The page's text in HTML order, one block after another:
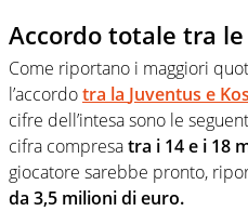
Accordo totale tra
Come riportano i maggiori
l’accordotra la Juventus e
cifre dell’intesa sono le
cifra compresatra i 14 e i 18
giocatore sarebbe pronto,
da 3,5 milioni di euro.